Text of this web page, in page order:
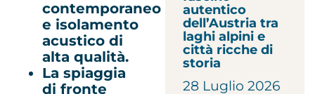
contemporaneo
e isolamento
acustico di
alta qualità.
La spiaggia
di fronte
autentico
dell’Austria tra
laghi alpini e
città ricche di
storia
28 Luglio 2026